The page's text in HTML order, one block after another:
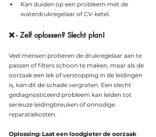
Kan duiden op een probleem met de
waterdrukregelaar of CV-ketel.
❌ - Zelf oplossen? Slecht plan!
Veel mensen proberen de drukregelaar aan te
passen of filters schoon te maken, maar als de
oorzaak een lek of verstopping in de leidingen
is, kan dit de schade vergroten. Een slecht
gediagnosticeerd probleem kan leiden tot
serieuze leidingbreuken of onnodige
reparatiekosten.
Oplossing: Laat een loodgieter de oorzaak